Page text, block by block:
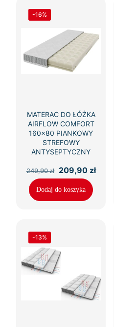
-16%
MATERAC DO ŁÓŻKA
AIRFLOW COMFORT
160×80 PIANKOWY
STREFOWY
ANTYSEPTYCZNY
249,90zł
Pierwotna
cena
wynosiła:
249,90 zł.
209,90 zł
Dodaj do koszyka
-13%